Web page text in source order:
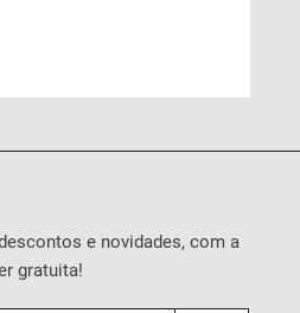
e novidades, com a
gratuita!